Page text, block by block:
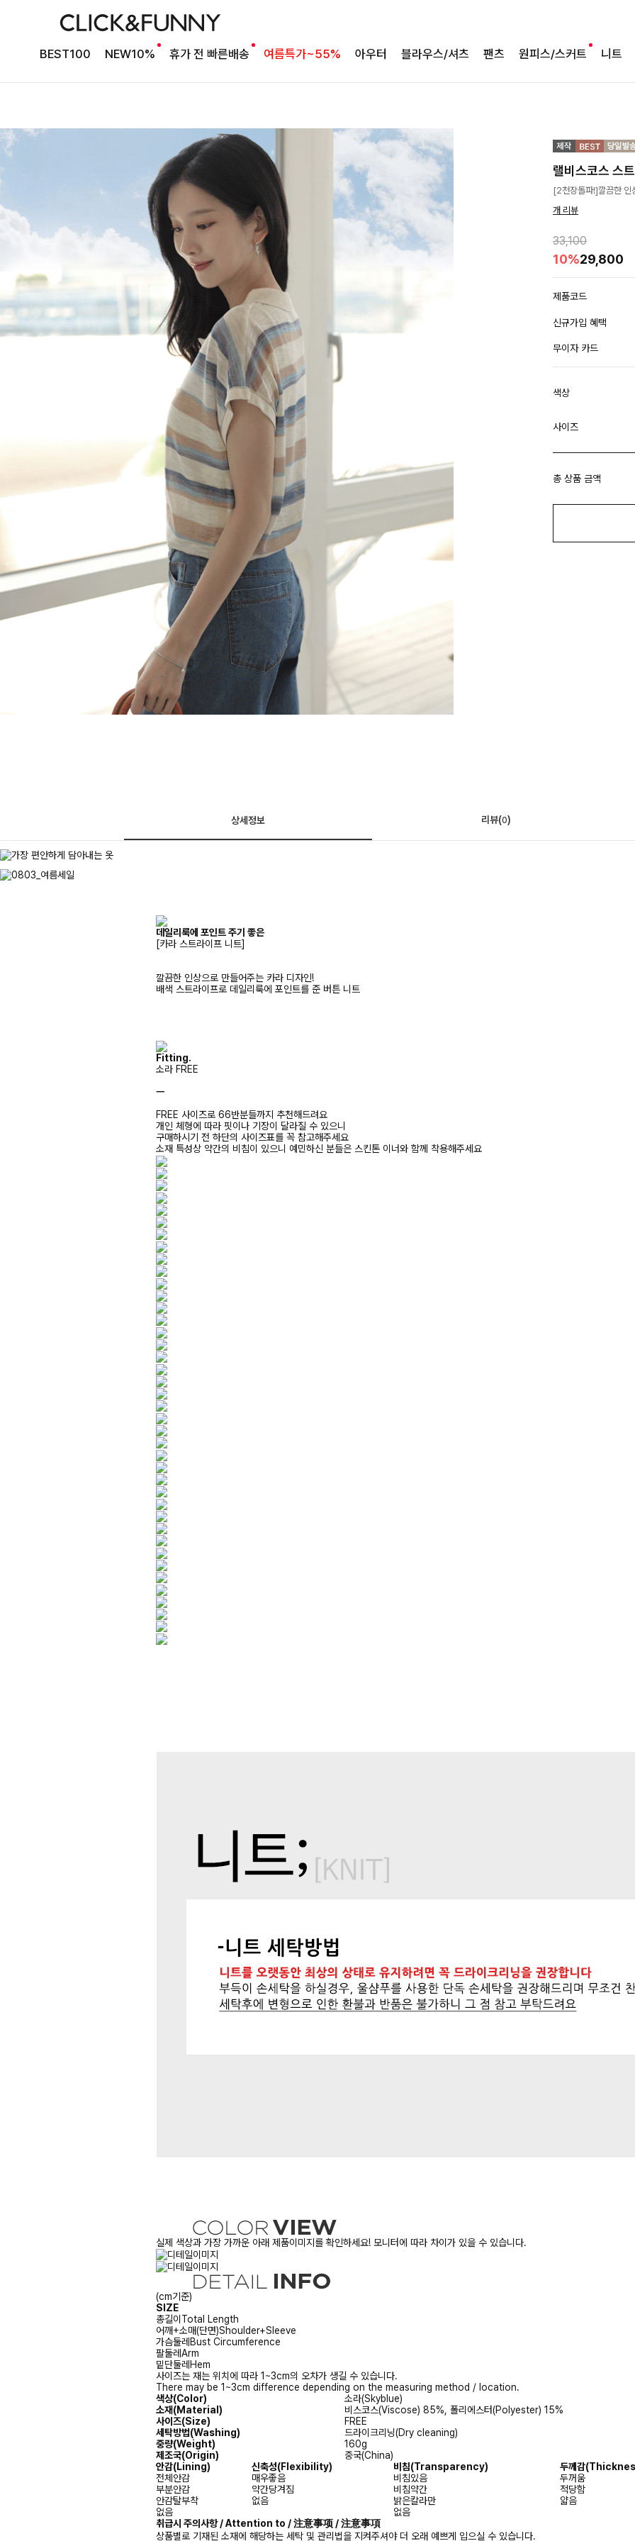
BEST100 NEW10% 휴가 전 빠른배송 여름특가~55% 아우터 블라우스/셔츠 팬츠 원피스/스커트 니트
랠비스코스 스
[2천장돌파!]깔끔한 인
개 리뷰
33,100
10%29,800
제품코드
신규가입 혜택
무이자 카드
색상
사이즈
총 상품 금액
상세정보 리뷰(0)
데일리룩에 포인트 주기 좋은
[카라 스트라이프 니트]
깔끔한 인상으로 만들어주는 카라 디자인!
배색 스트라이프로 데일리룩에 포인트를 준 버튼 니트
Fitting.
소라 FREE
ㅡ
FREE 사이즈로 66반분들까지 추천해드려요
개인 체형에 따라 핏이나 기장이 달라질 수 있으니
구매하시기 전 하단의 사이즈표를 꼭 참고해주세요
소재 특성상 약간의 비침이 있으니 예민하신 분들은 스킨톤 이너와 함께 착용해주세요
실제 색상과 가장 가까운 아래 제품이미지를 확인하세요! 모니터에 따라 차이가 있을 수 있습니다.
(cm기준)
SIZE
총길이 Total Length
어깨+소매(단면)Shoulder+Sleeve
가슴둘레 Bust Circumference
팔둘레Arm
밑단둘레 Hem
사이즈는 재는 위치에 따라 1~3cm의 오차가 생길 수 있습니다.
There may be 1~3cm difference depending on the measuring method / location.
색상(Color)
소라(Skyblue)
소재(Material)
비스코스(Viscose) 85%, 폴리에스터(Polyester) 15%
사이즈(Size)
FREE
세탁방법(Washing)
드라이크리닝(Dry cleaning)
중량(Weight)
160g
제조국(Origin)
중국(China)
안감(Lining) 신축성(Flexibility) 비침(Transparency) 두께감
전체안감
매우좋음 비침있음
두꺼움
부분안감
약간당겨짐 비침약간
적당함
안감탈부착
없음 밝은칼라만
얇음
없음
없음
취급시 주의사항 / Attention to / 注意事项 / 注意事項
상품별로 기재된 소재에 해당하는 세탁 및 관리법을 지켜주셔야 더 오래 예쁘게 입으실 수 있습니다.